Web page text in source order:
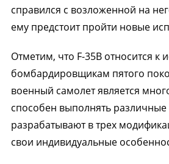
справился с возложенной на
ему предстоит пройти новые
Отметим, что F-35B относится к
бомбардировщикам пятого
военный самолет является
способен выполнять
разрабатывают в трех
свои индивидуальные